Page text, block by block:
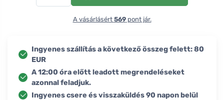
A vásárlásért 569pont jár.
Ingyenes szállítás a következő összeg felett: 80
EUR
A 12:00 óra előtt leadott megrendeléseket
azonnal feladjuk.
Ingyenes csere és visszaküldés 90 napon belül